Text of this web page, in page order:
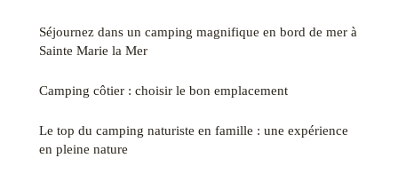
Séjournez dans un camping magnifique en bord de mer à
Sainte Marie la Mer
Camping côtier : choisir le bon emplacement
Le top du camping naturiste en famille : une expérience
en pleine nature